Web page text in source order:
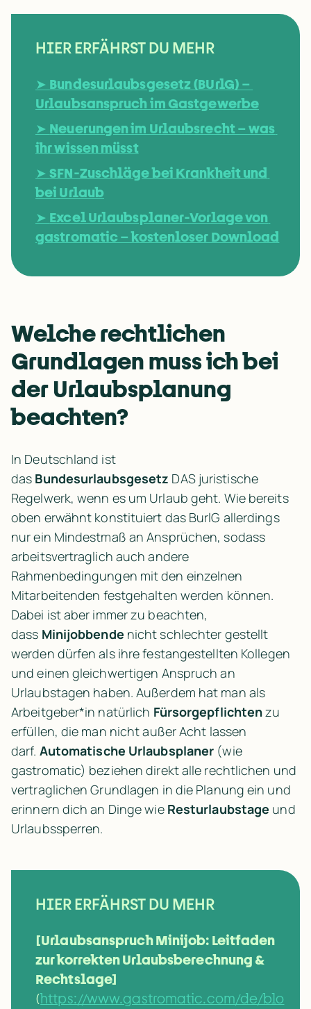
HIER ERFÄHRST DU MEHR
➤ Bundesurlaubsgesetz (BUrlG) –
Urlaubsanspruch im Gastgewerbe
➤ Neuerungen im Urlaubsrecht – was
ihr wissen müsst
➤ SFN-Zuschläge bei Krankheit und
bei Urlaub
➤ Excel Urlaubsplaner-Vorlage von
gastromatic – kostenloser Download
Welche rechtlichen
Grundlagen muss ich bei
der Urlaubsplanung
beachten?
In Deutschland ist
das Bundesurlaubsgesetz DAS juristische
Regelwerk, wenn es um Urlaub geht. Wie bereits
oben erwähnt konstituiert das BurlG allerdings
nur ein Mindestmaß an Ansprüchen, sodass
arbeitsvertraglich auch andere
Rahmenbedingungen mit den einzelnen
Mitarbeitenden festgehalten werden können.
Dabei ist aber immer zu beachten,
dass Minijobbende nicht schlechter gestellt
werden dürfen als ihre festangestellten Kollegen
und einen gleichwertigen Anspruch an
Urlaubstagen haben. Außerdem hat man als
Arbeitgeber*in natürlich Fürsorgepflichten zu
erfüllen, die man nicht außer Acht lassen
darf. Automatische Urlaubsplaner (wie
gastromatic) beziehen direkt alle rechtlichen und
vertraglichen Grundlagen in die Planung ein und
erinnern dich an Dinge wie Resturlaubstage und
Urlaubssperren.
HIER ERFÄHRST DU MEHR
[Urlaubsanspruch Minijob: Leitfaden
zur korrekten Urlaubsberechnung &
Rechtslage]
(https://www.gastromatic.com/de/blo